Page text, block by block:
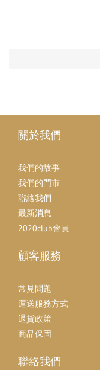
關於我們
我們的故事
我們的門市
聯絡我們
最新消息
2020club會員
顧客服務
常見問題
運送服務方式
退貨政策
商品保固
聯絡我們